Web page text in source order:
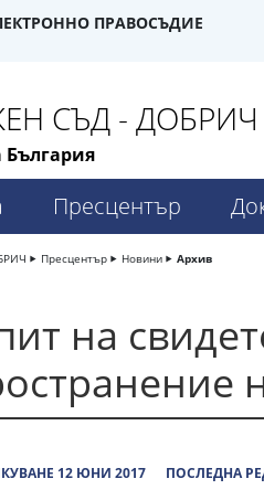
ПРАВОСЪДИЕ
СЪД - ДОБРИЧ
България
Пресцентър
Пресцентър Новини Архив
на
12 ЮНИ 2017 ПОСЛЕДНА